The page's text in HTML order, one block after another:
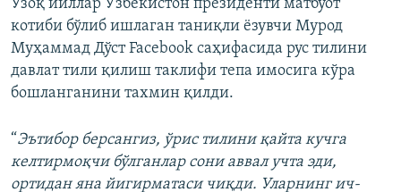
Узоқ йиллар Ўзбекистон президенти матбуот
котиби бўлиб ишлаган таниқли ëзувчи Мурод
Муҳаммад Дўст Facebook саҳифасида рус тилини
давлат тили қилиш таклифи тепа имосига кўра
бошланганини тахмин қилди.
“Эътибор берсангиз, ўрис тилини қайта кучга
келтирмоқчи бўлганлар сони аввал учта эди,
ортидан яна йигирматаси чиқди. Уларнинг ич-